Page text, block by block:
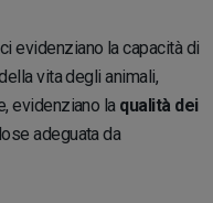
evidenziano la capacità di
vita degli animali,
evidenziano laqualità dei
adeguata da